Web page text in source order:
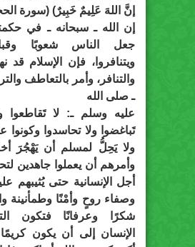
إنَّ اللهَ عَلِيمٌ خَبِيرٌ) (سورة
إن الله ـ سبحانه ـ في
جعل الناس شعوبًا
ويتنافروا، فإن الإسلام قد
والتنافر، وأمر بالتعاطف
ـ صلى الله
عليه وسلم ـ: لا تَقاطعوا
تَباغضوا ولا تحاسدوا وكونوا
ولا يَحِلُّ لمسلم أن يَهْجُرَ
وأمرهم أن يعملوا جاهدين
أجل الإنسانية حتى يُثيبهم
وصفاء روحٍ وأمْنًا وطمأنينة
شكرًا وعرفانًا فتكون
الإنسان إلى أن يكون